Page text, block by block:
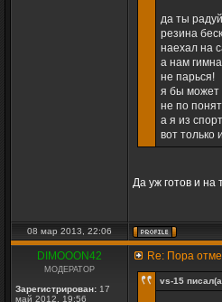
да ты
резина
наехал на
а нам
не парься!
я бы может
не по
а я из
вот
Да уж готов и на
08 мар 2013, 22:06
DIMOOON42
МОДЕРАТОР
Зарегистрирован: 17
май 2012, 19:56
Re: Пора
vs-15